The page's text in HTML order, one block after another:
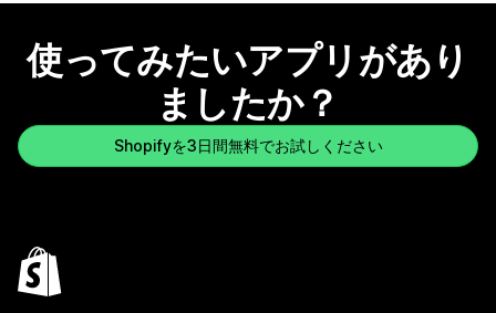
使ってみたいアプリがあり
ましたか？
Shopifyを3日間無料でお試しください